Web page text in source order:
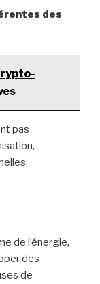
des
pas
de l’énergie,
des
de